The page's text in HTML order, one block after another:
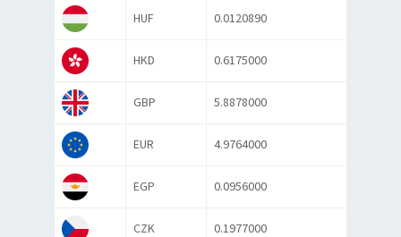
HUF 0.0120890
HKD 0.6175000
GBP 5.8878000
EUR 4.9764000
EGP 0.0956000
CZK 0.1977000